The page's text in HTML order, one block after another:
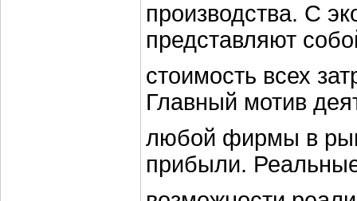
производства. С
представляют
стоимость всех
Главный мотив
любой фирмы в
прибыли.